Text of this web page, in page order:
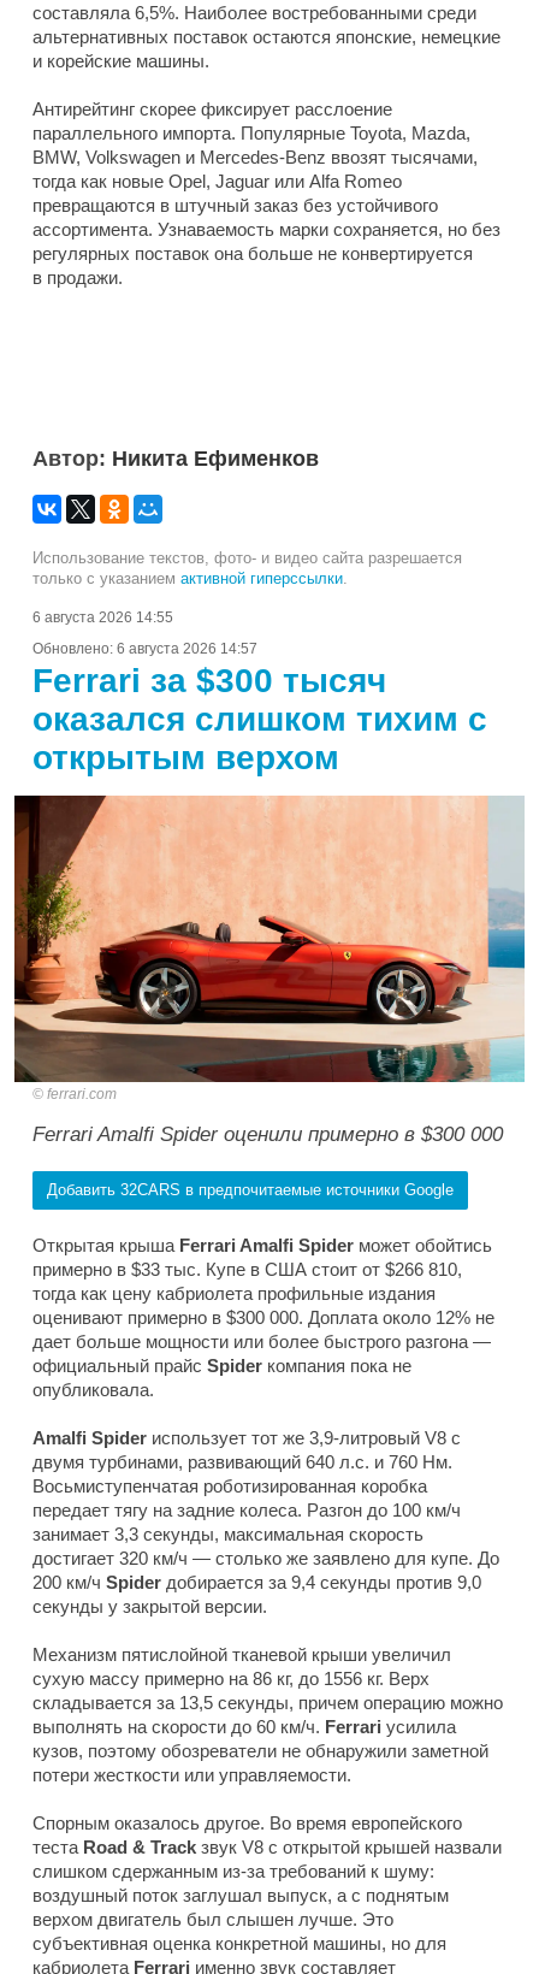
составляла 6,5%. Наиболее востребованными среди
альтернативных поставок остаются японские, немецкие
и корейские машины.
Антирейтинг скорее фиксирует расслоение
параллельного импорта. Популярные Toyota, Mazda,
BMW, Volkswagen и Mercedes-Benz ввозят тысячами,
тогда как новые Opel, Jaguar или Alfa Romeo
превращаются в штучный заказ без устойчивого
ассортимента. Узнаваемость марки сохраняется, но без
регулярных поставок она больше не конвертируется
в продажи.
Автор: Никита Ефименков
Использование текстов, фото- и видео сайта разрешается
только с указанием активной гиперссылки
6 августа 2026 14:55
Обновлено: 6 августа 2026 14:57
Ferrari за $300 тысяч
оказался слишком тихим с
открытым верхом
ferrari.com
Ferrari Amalfi Spider оценили примерно в $300 000
Добавить 32CARS в предпочитаемые источники Google
Открытая крыша Ferrari Amalfi Spider может обойтись
примерно в $33 тыс. Купе в США стоит от $266 810,
тогда как цену кабриолета профильные издания
оценивают примерно в $300 000. Доплата около 12% не
дает больше мощности или более быстрого разгона —
официальный прайс Spider компания пока не
опубликовала.
Amalfi Spider использует тот же 3,9-литровый V8 с
двумя турбинами, развивающий 640 л.с. и 760 Нм.
Восьмиступенчатая роботизированная коробка
передает тягу на задние колеса. Разгон до 100 км/ч
занимает 3,3 секунды, максимальная скорость
достигает 320 км/ч — столько же заявлено для купе. До
200 км/ч Spider добирается за 9,4 секунды против 9,0
секунды у закрытой версии.
Механизм пятислойной тканевой крыши увеличил
сухую массу примерно на 86 кг, до 1556 кг. Верх
складывается за 13,5 секунды, причем операцию можно
выполнять на скорости до 60 км/ч. Ferrari усилила
кузов, поэтому обозреватели не обнаружили заметной
потери жесткости или управляемости.
Спорным оказалось другое. Во время европейского
теста Road & Track звук V8 с открытой крышей назвали
слишком сдержанным из-за требований к шуму:
воздушный поток заглушал выпуск, а с поднятым
верхом двигатель был слышен лучше. Это
субъективная оценка конкретной машины, но для
кабриолета Ferrari именно звук составляет